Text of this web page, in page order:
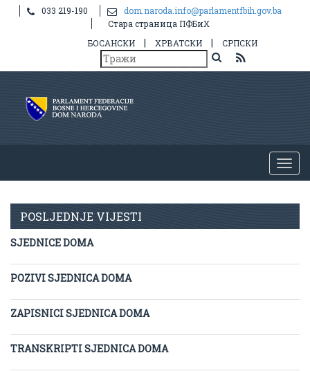
033 219-190
dom.naroda.info@parlamentfbih.gov.ba
Стара страница ПФБиХ
БОСАНСКИ
| ХРВАТСКИ | СРПСКИ
POSLJEDNJE VIJESTI
SJEDNICE DOMA
POZIVI SJEDNICA DOMA
ZAPISNICI SJEDNICA DOMA
TRANSKRIPTI SJEDNICA DOMA